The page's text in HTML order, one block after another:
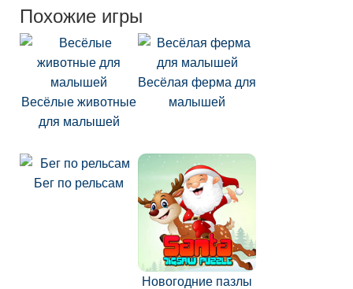
Похожие игры
Весёлые животные
для малышей
Весёлая ферма для
малышей
Бег по рельсам
Новогодние пазлы